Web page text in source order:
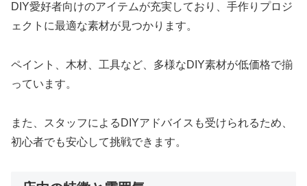
DIY愛好者向けのアイテムが充実しており、手作りプロジ
ェクトに最適な素材が見つかります。
ペイント、木材、工具など、多様なDIY素材が低価格で揃
っています。
また、スタッフによるDIYアドバイスも受けられるため、
初心者でも安心して挑戦できます。